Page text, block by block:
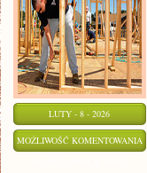
LUTY - 8 - 2026
MOŻLIWOŚĆ KOMENTOWANIA